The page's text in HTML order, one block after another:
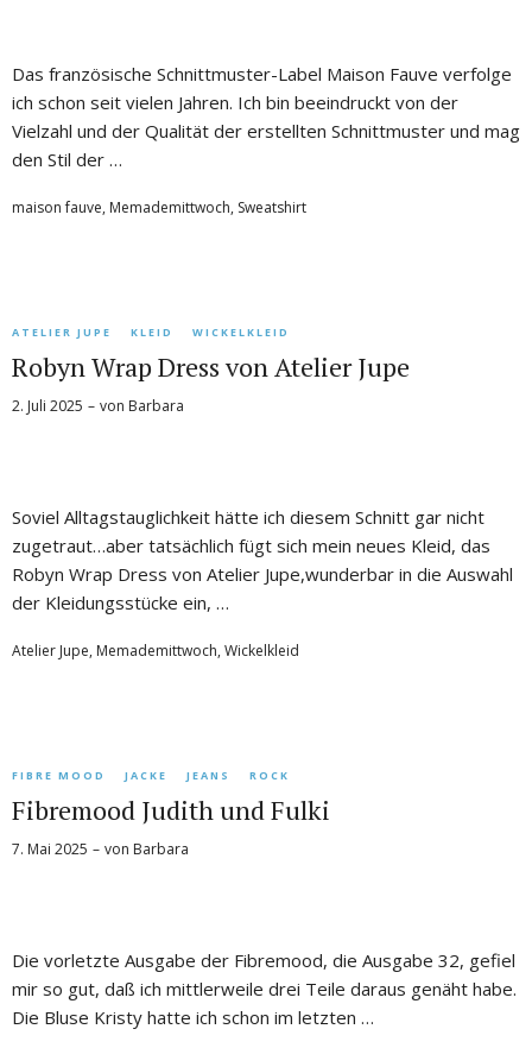
Das französische Schnittmuster-Label Maison Fauve verfolge
ich schon seit vielen Jahren. Ich bin beeindruckt von der
Vielzahl und der Qualität der erstellten Schnittmuster und mag
den Stil der …
maison fauve, Memademittwoch, Sweatshirt
ATELIER JUPE KLEID WICKELKLEID
Robyn Wrap Dress von Atelier Jupe
2. Juli 2025 von Barbara
Soviel Alltagstauglichkeit hätte ich diesem Schnitt gar nicht
zugetraut…aber tatsächlich fügt sich mein neues Kleid, das
Robyn Wrap Dress von Atelier Jupe,wunderbar in die Auswahl
der Kleidungsstücke ein, …
Atelier Jupe, Memademittwoch, Wickelkleid
FIBRE MOOD JACKE JEANS ROCK
Fibremood Judith und Fulki
7. Mai 2025 von Barbara
Die vorletzte Ausgabe der Fibremood, die Ausgabe 32, gefiel
mir so gut, daß ich mittlerweile drei Teile daraus genäht habe.
Die Bluse Kristy hatte ich schon im letzten …